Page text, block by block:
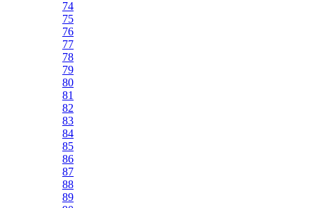
74
75
76
77
78
79
80
81
82
83
84
85
86
87
88
89